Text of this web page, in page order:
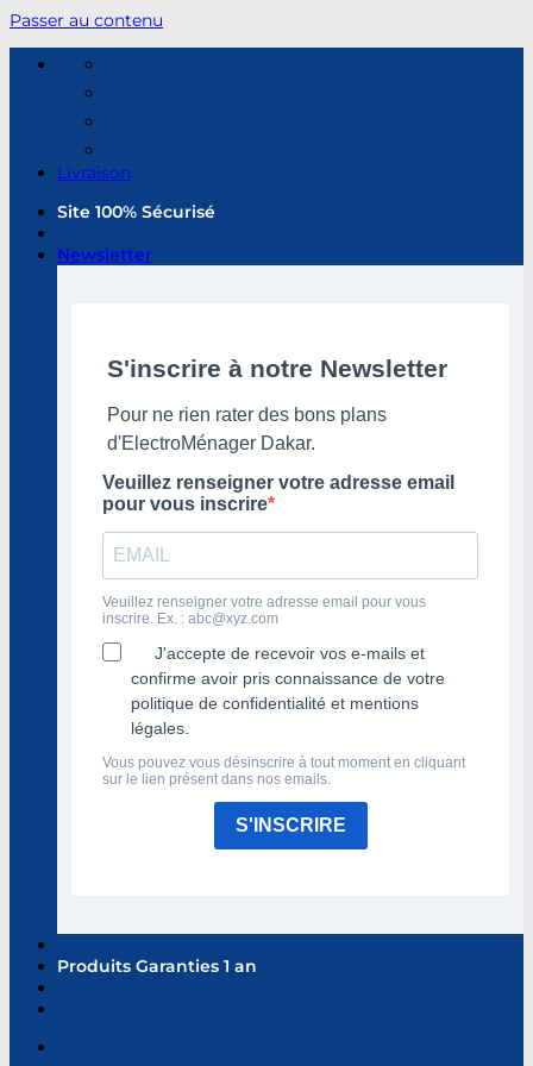
Passer au contenu
Livraison
Site 100% Sécurisé
Newsletter
S'inscrire à notre Newsletter
Pour ne rien rater des bons plans
d'ElectroMénager Dakar.
Veuillez renseigner votre adresse email
pour vous inscrire
Veuillez renseigner votre adresse email pour vous
inscrire. Ex. : abc@xyz.com
J'accepte de recevoir vos e-mails et
confirme avoir pris connaissance de votre
politique de confidentialité et mentions
légales.
Vous pouvez vous désinscrire à tout moment en cliquant
sur le lien présent dans nos emails.
S'INSCRIRE
Produits Garanties 1 an